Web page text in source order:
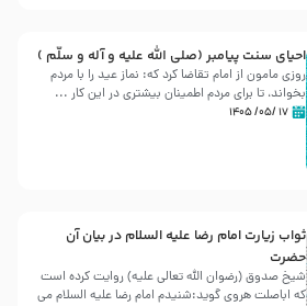
احیای سنت پیامبر (صلی الله علیه و آله و سلّم )
روزی مامون از امام تقاضا کرد که: نماز عید را با مردم
بخواند، تا برای مردم اطمینان بیشتری در این کار ...
۱۷ /۰۵/ ۱۴۰۵
ثواب زیارت امام رضا علیه السلام در بیان آن
حضرت
شیخ صدوق (رضوان الله تعالی علیه) روایت کرده است
که اباصلت هروی گوید:شنیدم امام رضا علیه السلام می